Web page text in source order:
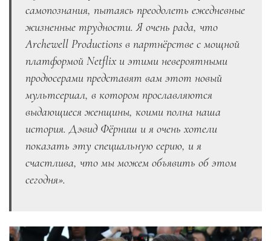
самопознания, пытаясь преодолеть ежедневные
жизненные трудности. Я очень рада, что
Archewell Productions в партнёрстве с мощной
платформой Netflix и этими невероятными
продюсерами представят вам этот новый
мультсериал, в котором прославляются
выдающиеся женщины, коими полна наша
история. Дэвид Фёрниш и я очень хотели
показать эту специальную серию, и я
счастлива, что мы можем объявить об этом
сегодня».